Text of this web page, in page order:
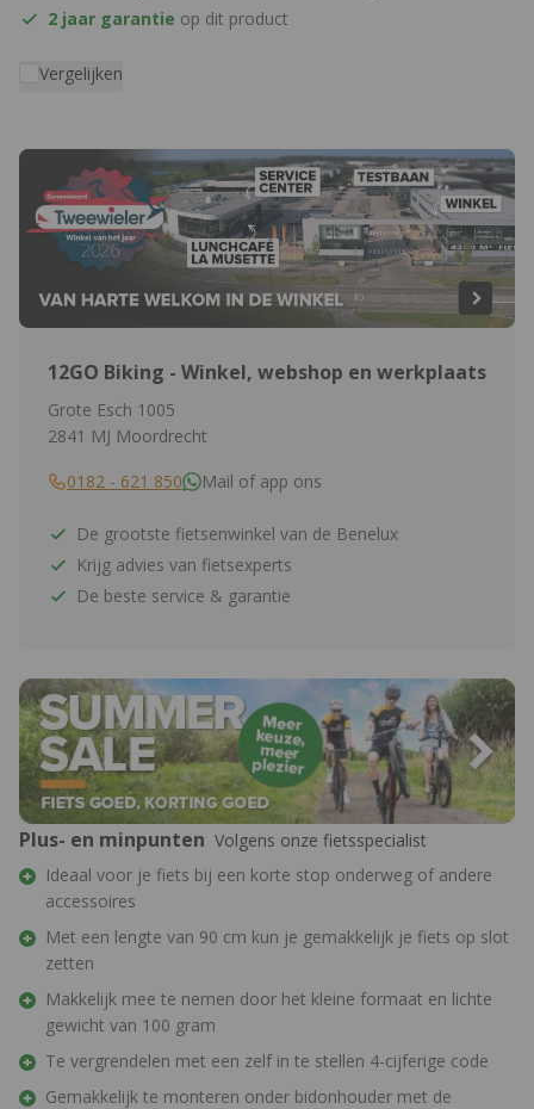
2 jaar garantie op dit product
Vergelijken
12GO Biking - Winkel, webshop en werkplaats
Grote Esch 1005
2841 MJ Moordrecht
0182 - 621 850
Mail of app ons
De grootste fietsenwinkel van de Benelux
Krijg advies van fietsexperts
De beste service & garantie
Plus- en minpunten Volgens onze fietsspecialist
Ideaal voor je fiets bij een korte stop onderweg of andere
accessoires
Met een lengte van 90 cm kun je gemakkelijk je fiets op slot
zetten
Makkelijk mee te nemen door het kleine formaat en lichte
gewicht van 100 gram
Te vergrendelen met een zelf in te stellen 4-cijferige code
Gemakkelijk te monteren onder bidonhouder met de